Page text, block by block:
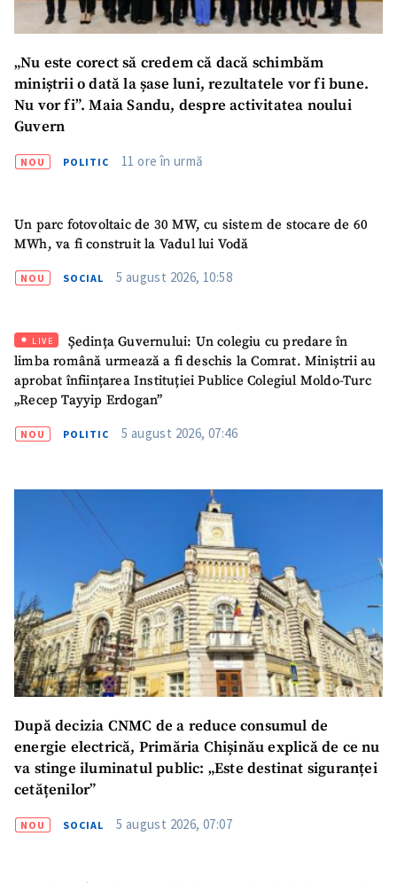
„Nu este corect să credem că dacă schimbăm
miniștrii o dată la șase luni, rezultatele vor fi bune.
Nu vor fi”. Maia Sandu, despre activitatea noului
Guvern
NOU POLITIC 11 ore în urmă
Un parc fotovoltaic de 30 MW, cu sistem de stocare de 60
MWh, va fi construit la Vadul lui Vodă
NOU SOCIAL 5 august 2026, 10:58
LIVE
Ședința Guvernului: Un colegiu cu predare în
limba română urmează a fi deschis la Comrat. Miniștrii au
aprobat înființarea Instituției Publice Colegiul Moldo-Turc
„Recep Tayyip Erdogan”
NOU POLITIC 5 august 2026, 07:46
După decizia CNMC de a reduce consumul de
energie electrică, Primăria Chișinău explică de ce nu
va stinge iluminatul public: „Este destinat siguranței
cetățenilor”
NOU SOCIAL 5 august 2026, 07:07